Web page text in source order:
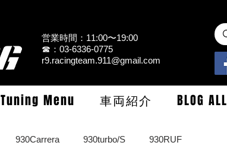
営業時間：11:00〜19:00
☎：03-6336-0775
r9.racingteam.911@gmail.com
Tuning Menu 車両紹介 BLOG ALL
930Carrera 930turbo/S 930RUF